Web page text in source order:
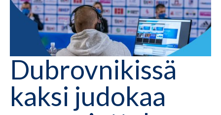
Dubrovnikissä
kaksi judokaa